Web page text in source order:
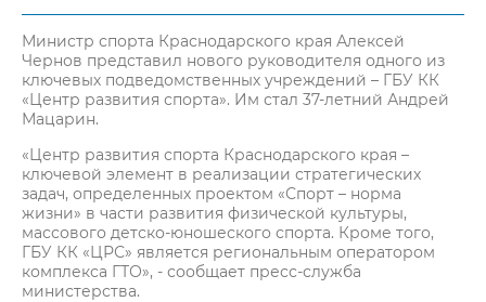
Министр спорта Краснодарского края Алексей
Чернов представил нового руководителя одного из
ключевых подведомственных учреждений – ГБУ КК
«Центр развития спорта». Им стал 37-летний Андрей
Мацарин.
«Центр развития спорта Краснодарского края –
ключевой элемент в реализации стратегических
задач, определенных проектом «Спорт – норма
жизни» в части развития физической культуры,
массового детско-юношеского спорта. Кроме того,
ГБУ КК «ЦРС» является региональным оператором
комплекса ГТО», - сообщает пресс-служба
министерства.